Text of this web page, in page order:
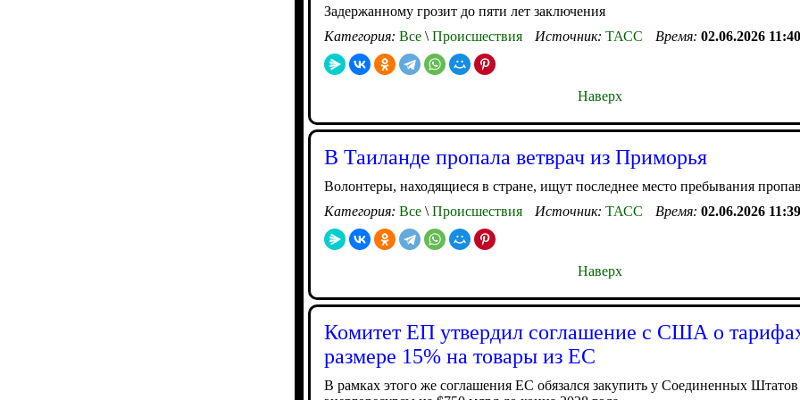
Задержанному грозит до пяти лет заключения
Категория: Все \ Происшествия Источник: ТАСС Время: 02.06.2026 11:40
Наверх
В Таиланде пропала ветврач из Приморья
Волонтеры, находящиеся в стране, ищут последнее место пребывания
Категория: Все \ Происшествия Источник: ТАСС Время: 02.06.2026 11:39
Наверх
Комитет ЕП утвердил соглашение с США о
размере 15% на товары из ЕС
В рамках этого же соглашения ЕС обязался закупить у Соединенных Штатов